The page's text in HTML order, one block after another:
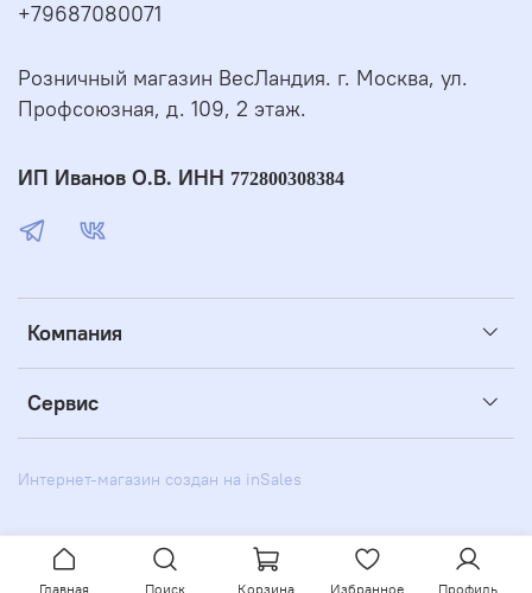
Компания
Сервис
+79687080071
Розничный магазин ВесЛандия. г. Москва, ул.
Профсоюзная, д. 109, 2 этаж.
ИП Иванов О.В. ИНН 772800308384
Интернет-магазин создан на inSales
Главная Поиск Корзина Избранное Профиль